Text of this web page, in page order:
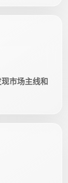
市场主线和